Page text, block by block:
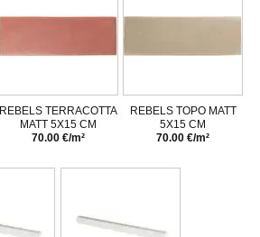
REBELS TERRACOTTA
MATT 5X15 CM
70.00 €/m²
REBELS TOPO MATT
5X15 CM
70.00 €/m²